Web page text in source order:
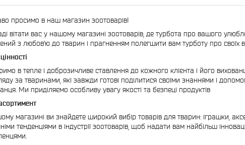
просимо в наш магазин зоотоварів!
вітати вас у нашому магазині зоотоварів, де турбота про вашого
з любов'ю до тварин і прагненням полегшити вам турботу про своїх
в тепле і доброзичливе ставлення до кожного клієнта і його
за тваринами, які завжди готові поділитися своїми знаннями і
Ми приділяємо особливу увагу якості та безпеці продуктів
магазині ви знайдете широкий вибір товарів для тварин: іграшки,
тенденціями в індустрії зоотоварів, щоб надати вам найбільш